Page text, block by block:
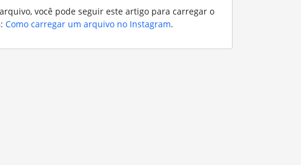
você pode seguir este artigo para carregar o
Como carregar um arquivo no Instagram.